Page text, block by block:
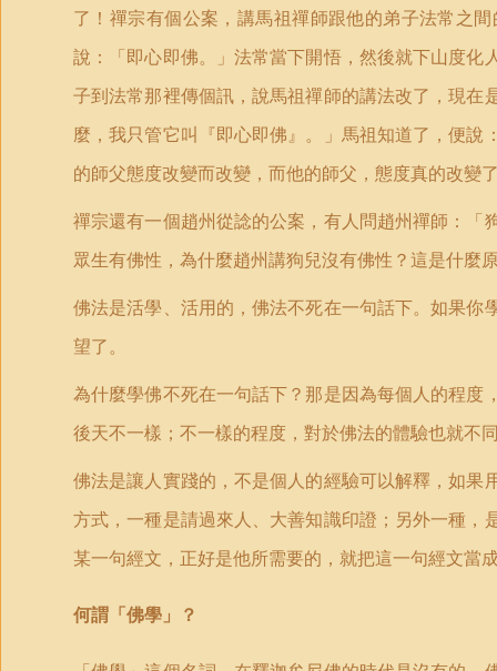
了！禪宗有個公案，講馬祖禪師跟他的弟子法常之
說：「即心即佛。」法常當下開悟，然後就下山度
子到法常那裡傳個訊，說馬祖禪師的講法改了，現
麼，我只管它叫『即心即佛』。」馬祖知道了，便
的師父態度改變而改變，而他的師父，態度真的改變
禪宗還有一個趙州從諗的公案，有人問趙州禪師：
眾生有佛性，為什麼趙州講狗兒沒有佛性？這是什麼
佛法是活學、活用的，佛法不死在一句話下。如果
望了。
為什麼學佛不死在一句話下？那是因為每個人的程
後天不一樣；不一樣的程度，對於佛法的體驗也就不
佛法是讓人實踐的，不是個人的經驗可以解釋，如
方式，一種是請過來人、大善知識印證；另外一種
某一句經文，正好是他所需要的，就把這一句經文當
何謂「佛學」？